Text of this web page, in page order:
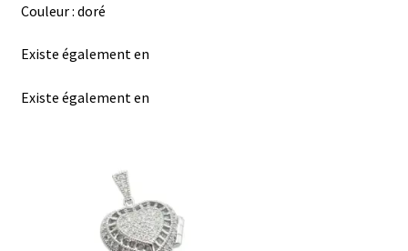
Couleur : doré
Existe également en
Existe également en